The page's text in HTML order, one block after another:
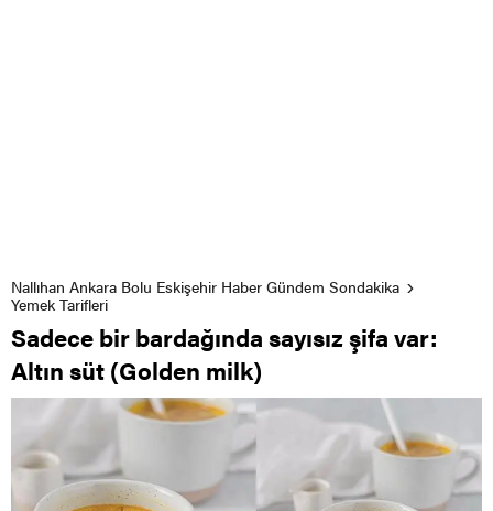
Nallıhan Ankara Bolu Eskişehir Haber Gündem Sondakika
Yemek Tarifleri
Sadece bir bardağında sayısız şifa var:
Altın süt (Golden milk)